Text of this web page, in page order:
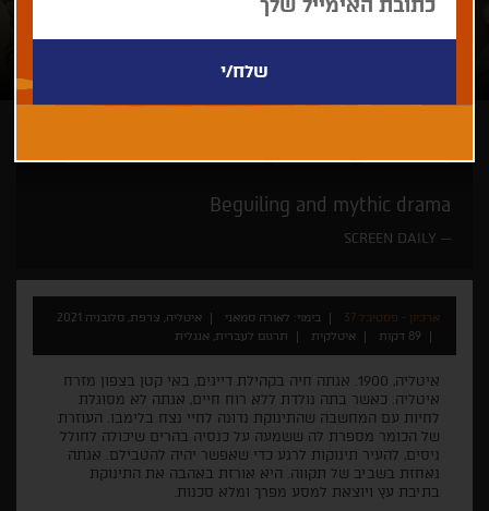
Beguiling and mythic drama
SCREEN DAILY
ארכיון - פסטיבל 37 בימוי: לאורה סמאני
איטליה, צרפת, סלובניה 2021
89 דקות
איטלקית תרגום לעברית, אנגלית
איטליה, 1900. אגתה חיה בקהילת דייגים, באי קטן בצפון מזרח
איטליה. כאשר בתה נולדת ללא רוח חיים, אגתה לא מסוגלת
לחיות עם המחשבה שהתינוקת נדונה לחיי נצח בלימבו. העוזרת
של הכומר מספרת לה ששמעה על כנסיה בהרים שיכולה לחולל
ניסים, להעיר תינוקות לרגע כדי שאפשר יהיה להטבילם. אגתה
נאחזת בשביב של תקווה. היא אורזת באהבה את התינוקת
בתיבת עץ ויוצאת למסע מפרך ומלא סכנות.